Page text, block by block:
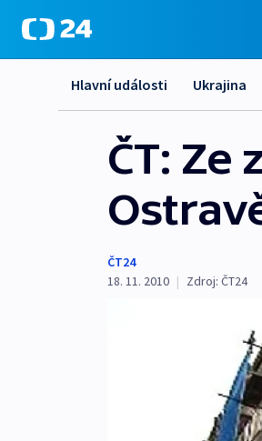
Hlavní události Ukrajina
ČT:
ČT24
18. 11. 2010 | Zdroj: ČT24